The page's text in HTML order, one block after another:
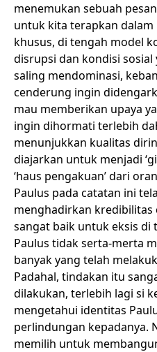
menemukan sebuah
untuk kita terapkan dalam
khusus, di tengah model
disrupsi dan kondisi
saling mendominasi,
cenderung ingin
mau memberikan upaya
ingin dihormati terlebih
menunjukkan kualitas
diajarkan untuk menjadi
‘haus pengakuan’ dari
Paulus pada catatan ini
menghadirkan kredibilitas
sangat baik untuk eksis di
Paulus tidak serta-merta
banyak yang telah
Padahal, tindakan itu
dilakukan, terlebih lagi si
mengetahui identitas
perlindungan kepadanya.
memilih untuk